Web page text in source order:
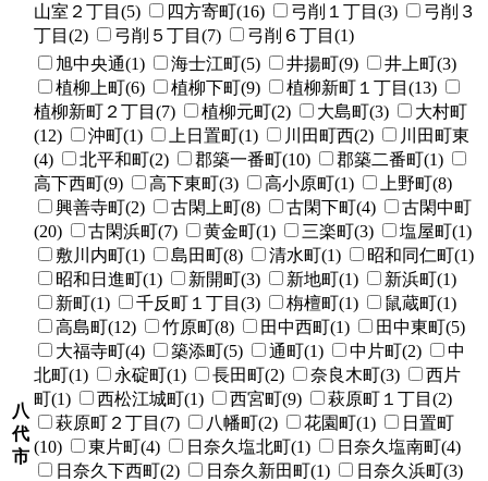
山室２丁目(5)
四方寄町(16) 弓削１丁目(3)
弓削３
丁目(2)
弓削５丁目(7) 弓削６丁目(1)
八
代
市
旭中央通(1) 海士江町(5) 井揚町(9)
井上町(3)
植柳上町(6)
植柳下町(9)
植柳新町１丁目(13)
植柳新町２丁目(7)
植柳元町(2) 大島町(3)
大村町
(12)
沖町(1) 上日置町(1) 川田町西(2)
川田町東
(4)
北平和町(2) 郡築一番町(10)
郡築二番町(1)
高下西町(9)
高下東町(3) 高小原町(1)
上野町(8)
興善寺町(2)
古閑上町(8) 古閑下町(4)
古閑中町
(20)
古閑浜町(7) 黄金町(1) 三楽町(3)
塩屋町(1)
敷川内町(1)
島田町(8) 清水町(1)
昭和同仁町(1)
昭和日進町(1)
新開町(3) 新地町(1)
新浜町(1)
新町(1)
千反町１丁目(3) 栴檀町(1)
鼠蔵町(1)
高島町(12)
竹原町(8) 田中西町(1)
田中東町(5)
大福寺町(4)
築添町(5) 通町(1) 中片町(2)
中
北町(1)
永碇町(1) 長田町(2) 奈良木町(3)
西片
町(1)
西松江城町(1) 西宮町(9)
萩原町１丁目(2)
萩原町２丁目(7)
八幡町(2) 花園町(1)
日置町
(10)
東片町(4) 日奈久塩北町(1)
日奈久塩南町(4)
日奈久下西町(2)
日奈久新田町(1)
日奈久浜町(3)